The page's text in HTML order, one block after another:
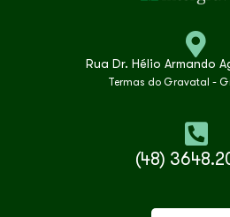
Rua Dr. Hélio Armando
Termas do Gravatal -
(48)